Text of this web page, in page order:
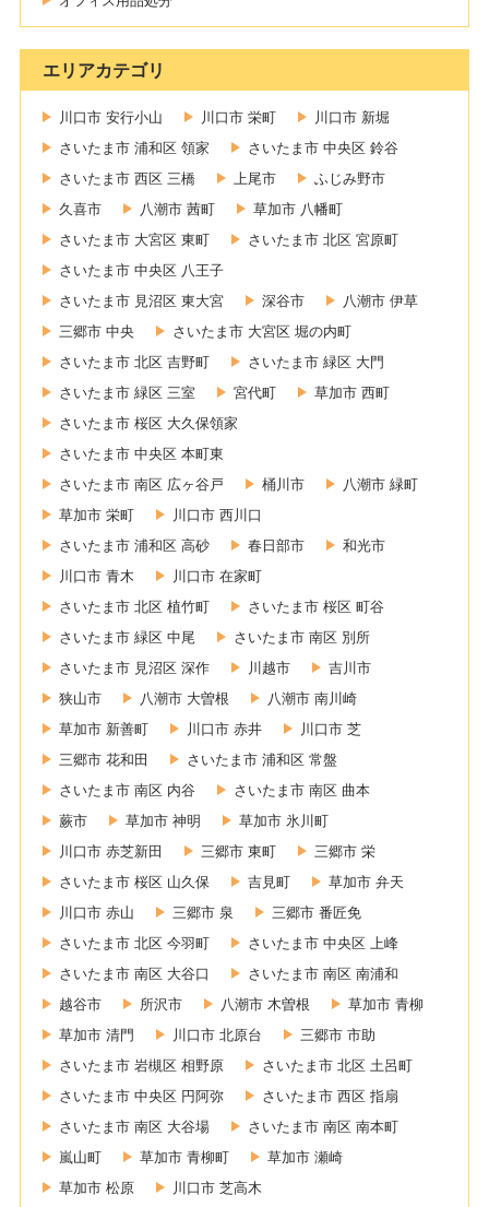
エリアカテゴリ
川口市 安行小山 川口市 栄町
川口市 新堀
さいたま市 浦和区 領家
さいたま市 中央区 鈴谷
さいたま市 西区 三橋
上尾市
ふじみ野市
久喜市
八潮市 茜町
草加市 八幡町
さいたま市 大宮区 東町
さいたま市 北区 宮原町
さいたま市 中央区 八王子
さいたま市 見沼区 東大宮
深谷市
八潮市 伊草
三郷市 中央
さいたま市 大宮区 堀の内町
さいたま市 北区 吉野町
さいたま市 緑区 大門
さいたま市 緑区 三室
宮代町
草加市 西町
さいたま市 桜区 大久保領家
さいたま市 中央区 本町東
さいたま市 南区 広ヶ谷戸
桶川市
八潮市 緑町
草加市 栄町
川口市 西川口
さいたま市 浦和区 高砂
春日部市
和光市
川口市 青木
川口市 在家町
さいたま市 北区 植竹町
さいたま市 桜区 町谷
さいたま市 緑区 中尾
さいたま市 南区 別所
さいたま市 見沼区 深作
川越市
吉川市
狭山市
八潮市 大曽根
八潮市 南川崎
草加市 新善町
川口市 赤井
川口市 芝
三郷市 花和田
さいたま市 浦和区 常盤
さいたま市 南区 内谷
さいたま市 南区 曲本
蕨市
草加市 神明
草加市 氷川町
川口市 赤芝新田
三郷市 東町
三郷市 栄
さいたま市 桜区 山久保
吉見町
草加市 弁天
川口市 赤山
三郷市 泉
三郷市 番匠免
さいたま市 北区 今羽町
さいたま市 中央区 上峰
さいたま市 南区 大谷口
さいたま市 南区 南浦和
越谷市
所沢市 八潮市 木曽根
草加市 青柳
草加市 清門
川口市 北原台
三郷市 市助
さいたま市 岩槻区 相野原
さいたま市 北区 土呂町
さいたま市 中央区 円阿弥
さいたま市 西区 指扇
さいたま市 南区 大谷場
さいたま市 南区 南本町
嵐山町
草加市 青柳町
草加市 瀬崎
草加市 松原
川口市 芝高木